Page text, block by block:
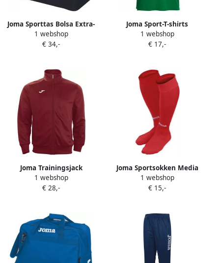
Joma Sporttas Bolsa Extra-
Grande Training Iii Negro
1 webshop
€ 34,-
Joma Sport-T-shirts
Camiseta Combi M C
1 webshop
€ 17,-
Joma Trainingsjack
Chaqueta Gala Bordeaux
1 webshop
€ 28,-
Joma Sportsokken Media
Classic Ii Rojo
1 webshop
€ 15,-